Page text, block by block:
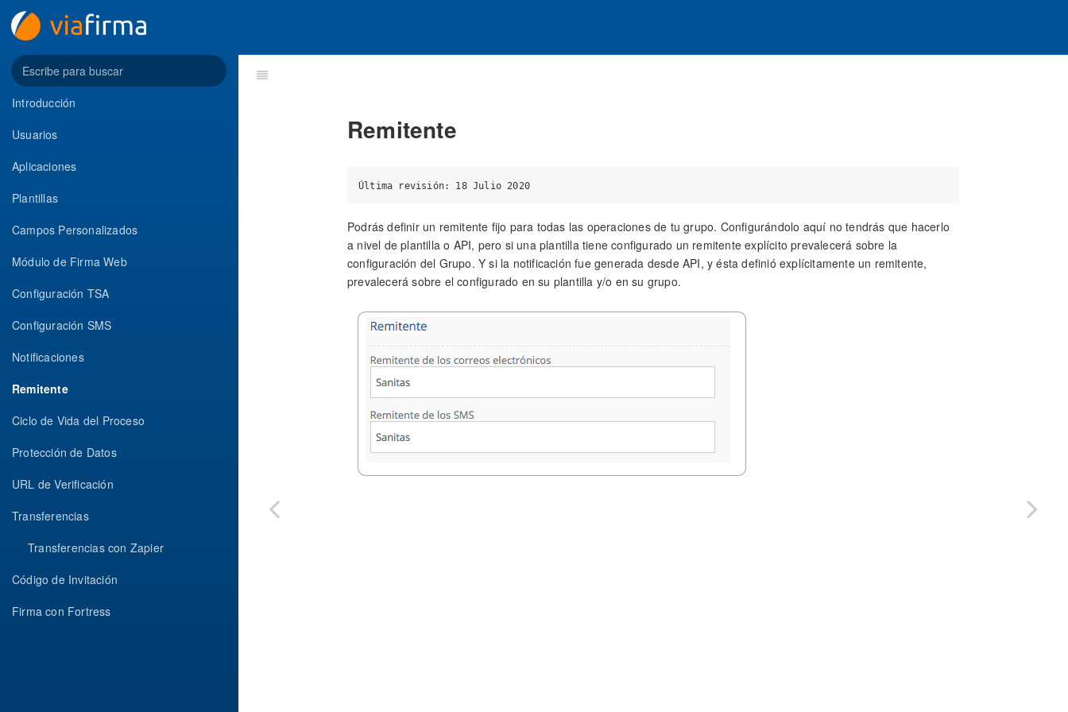
Introducción
Usuarios
Aplicaciones
Plantillas
Campos Personalizados
Módulo de Firma Web
Configuración TSA
Configuración SMS
Notificaciones
Remitente
Ciclo de Vida del Proceso
Protección de Datos
URL de Verificación
Transferencias
Transferencias con Zapier
Código de Invitación
Firma con Fortress
Remitente
Podrás definir un remitente fijo para todas las operaciones de tu grupo. Configurándolo aquí no tendrás que hacerlo
a nivel de plantilla o API, pero si una plantilla tiene configurado un remitente explícito prevalecerá sobre la
configuración del Grupo. Y si la notificación fue generada desde API, y ésta definió explícitamente un remitente,
prevalecerá sobre el configurado en su plantilla y/o en su grupo.